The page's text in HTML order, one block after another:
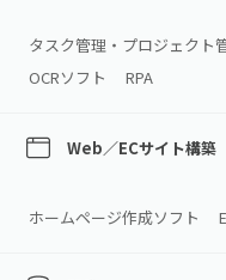
タスク管理・プロジェクト
OCRソフト
RPA
Web／ECサイト構築
ホームページ作成ソフト